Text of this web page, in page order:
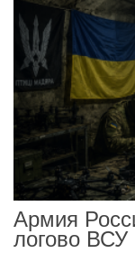
Армия
логово ВСУ